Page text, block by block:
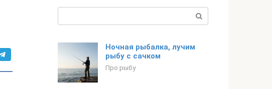
Ночная рыбалка, лучим
рыбу с сачком
Про рыбу